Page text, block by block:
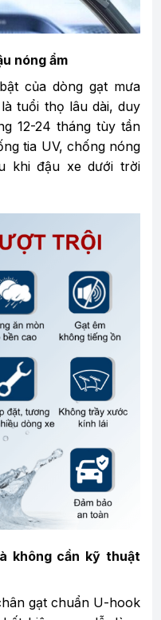
nóng ẩm
của dòng gạt mưa
tuổi thọ lâu dài, duy
12-24 tháng tùy tần
tia UV, chống nóng
khi đậu xe dưới trời
không cần kỹ thuật
gạt chuẩn U-hook